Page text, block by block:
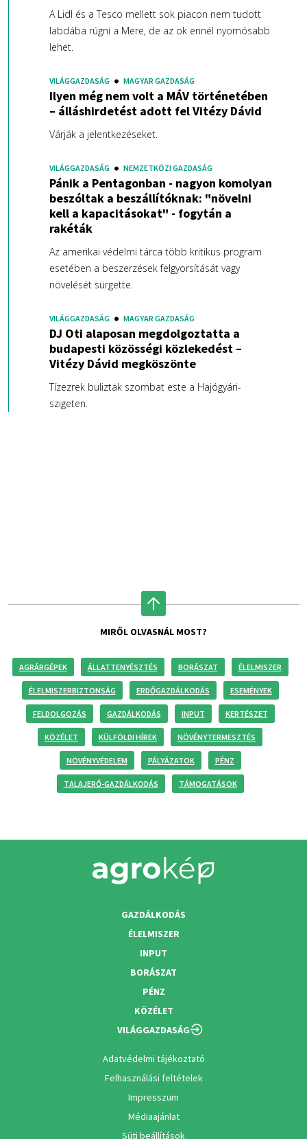
A Lidl és a Tesco mellett sok piacon nem tudott
labdába rúgni a Mere, de az ok ennél nyomósabb
lehet.
VILÁGGAZDASÁG MAGYAR GAZDASÁG
Ilyen még nem volt a MÁV történetében
– álláshirdetést adott fel Vitézy Dávid
Várják a jelentkezéseket.
VILÁGGAZDASÁG NEMZETKÖZI GAZDASÁG
Pánik a Pentagonban - nagyon komolyan
beszóltak a beszállítóknak: "növelni
kell a kapacitásokat" - fogytán a
rakéták
Az amerikai védelmi tárca több kritikus program
esetében a beszerzések felgyorsítását vagy
növelését sürgette.
VILÁGGAZDASÁG MAGYAR GAZDASÁG
DJ Oti alaposan megdolgoztatta a
budapesti közösségi közlekedést –
Vitézy Dávid megköszönte
Tízezrek buliztak szombat este a Hajógyári-
szigeten.
MIRŐL OLVASNÁL MOST?
AGRÁRGÉPEK ÁLLATTENYÉSZTÉS BORÁSZAT ÉLELMISZER
ÉLELMISZERBIZTONSÁG ERDŐGAZDÁLKODÁS ESEMÉNYEK
FELDOLGOZÁS GAZDÁLKODÁS INPUT KERTÉSZET
KÖZÉLET KÜLFÖLDI HÍREK NÖVÉNYTERMESZTÉS
NÖVÉNYVÉDELEM PÁLYÁZATOK PÉNZ
TALAJERŐ-GAZDÁLKODÁS TÁMOGATÁSOK
GAZDÁLKODÁS
ÉLELMISZER
INPUT
BORÁSZAT
PÉNZ
KÖZÉLET
VILÁGGAZDASÁG
Adatvédelmi tájékoztató
Felhasználási feltételek
Impresszum
Médiaajánlat
Süti beállítások